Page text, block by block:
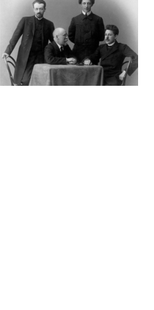
салону П. Н. Медведева.
О Клюеве и М. А. Кузмине
О прозаике М. Э.
Поэзия В. А.
человеке. К. К.
Обсуждение планов
Заболоцкий, М. В. Юдина.